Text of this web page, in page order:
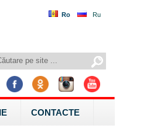
Ro Ru
CONTACTE